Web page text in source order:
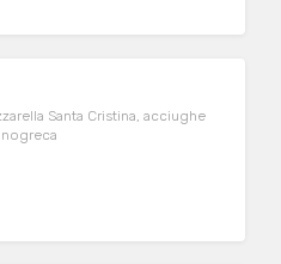
Santa Cristina, acciughe